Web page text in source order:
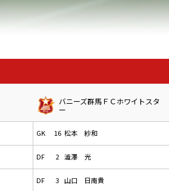
バニーズ群馬ＦＣホワイトスタ
ー
GK 16 松本 紗和
DF 2 澁澤 光
DF 3 山口 日南貴